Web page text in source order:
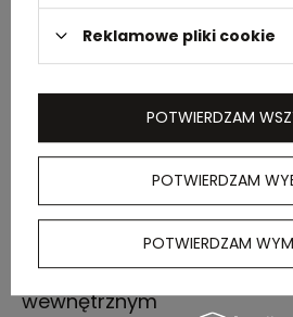
PAKOWANIE
kartonu
zewnętrznego
kartonie
wewnętrznym
10
Reklamowe pliki cookie
POTWIERDZAM
POTWIERDZAM
POTWIERDZAM